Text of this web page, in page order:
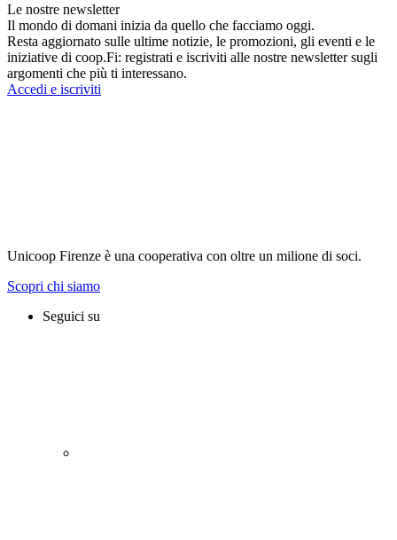
Le nostre newsletter
Il mondo di domani inizia da quello che facciamo oggi.
Resta aggiornato sulle ultime notizie, le promozioni, gli eventi e le
iniziative di coop.Fi: registrati e iscriviti alle nostre newsletter sugli
argomenti che più ti interessano.
Accedi e iscriviti
Unicoop Firenze è una cooperativa con oltre un milione di soci.
Scopri chi siamo
Seguici su